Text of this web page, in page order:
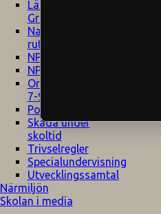
Läxor på
Gripsholmsskolan
Nationella prov,
rutiner
NPF-certifirering 1
NPF certifiering 2
Ordningsregler åk
7-9
Policy om prövning
Skada under
skoltid
Trivselregler
Specialundervisning
Utvecklingssamtal
Närmiljön
Skolan i media